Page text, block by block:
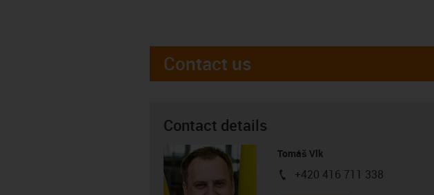
Contact us
Contact details
Tomáš Vlk
igus-icon-phone
+420 416 711 338